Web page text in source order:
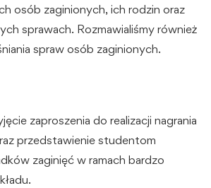
osób zaginionych, ich rodzin oraz
sprawach. Rozmawialiśmy również
spraw osób zaginionych.
zaproszenia do realizacji nagrania
przedstawienie studentom
zaginięć w ramach bardzo